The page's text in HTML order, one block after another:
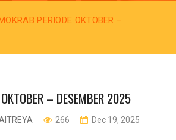
PERIODE OKTOBER –
– DESEMBER 2025
266 Dec 19, 2025